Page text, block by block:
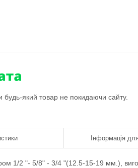
будь-який товар не покидаючи сайту.
Інформація
1/2 "- 5/8" - 3/4 "(12.5-15-19 мм.),